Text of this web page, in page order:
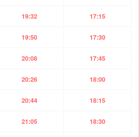
19:32 17:15
19:50 17:30
20:08 17:45
20:26 18:00
20:44 18:15
21:05 18:30